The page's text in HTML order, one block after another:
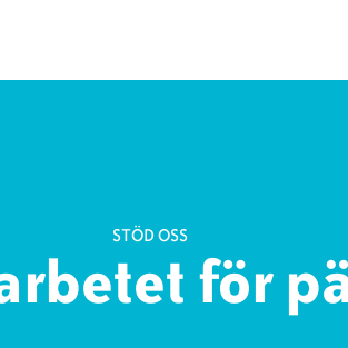
STÖD OSS
för